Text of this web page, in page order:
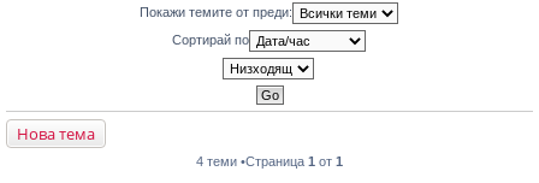
Покажи темите от преди:
Сортирай по
Нова тема
4 теми •Страница 1 от 1